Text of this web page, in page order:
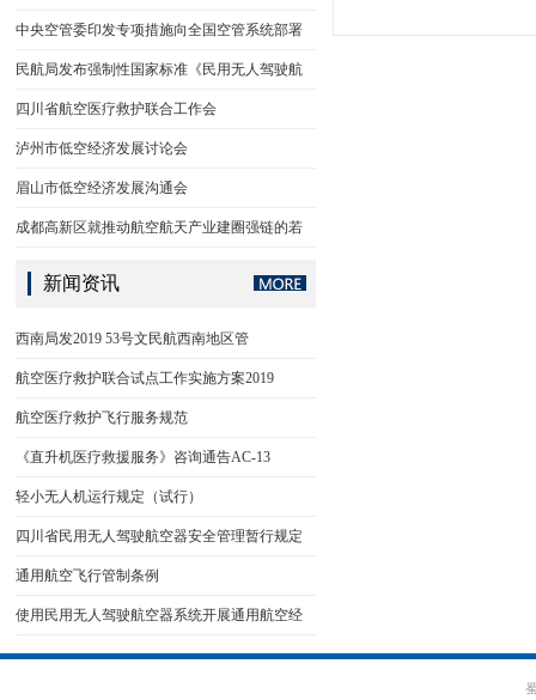
中央空管委印发专项措施向全国空管系统部署
民航局发布强制性国家标准《民用无人驾驶航
四川省航空医疗救护联合工作会
泸州市低空经济发展讨论会
眉山市低空经济发展沟通会
成都高新区就推动航空航天产业建圈强链的若
新闻资讯
西南局发2019 53号文民航西南地区管
航空医疗救护联合试点工作实施方案2019
航空医疗救护飞行服务规范
《直升机医疗救援服务》咨询通告AC-13
轻小无人机运行规定（试行）
四川省民用无人驾驶航空器安全管理暂行规定
通用航空飞行管制条例
使用民用无人驾驶航空器系统开展通用航空经